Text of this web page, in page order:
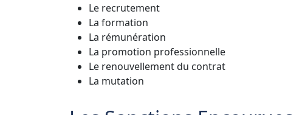
Le recrutement
La formation
La rémunération
La promotion professionnelle
Le renouvellement du contrat
La mutation